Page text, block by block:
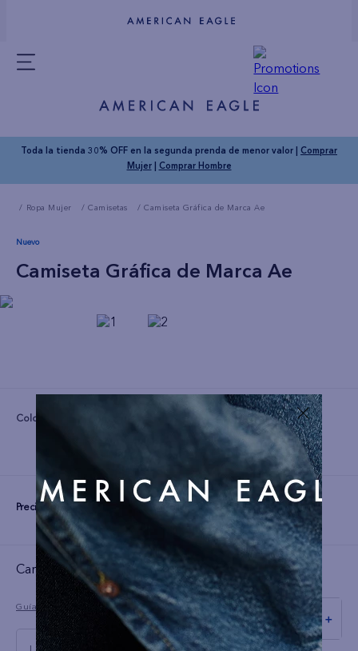
Toda la tienda 30% OFF en la segunda prenda de menor valor | Comprar
Mujer| Comprar Hombre
Ropa Mujer Camisetas Camiseta Gráfica de Marca Ae
Nuevo
Camiseta Gráfica de Marca Ae
Color:
Precio:
Cargando el resumen…
Guía de tallas
＋
－